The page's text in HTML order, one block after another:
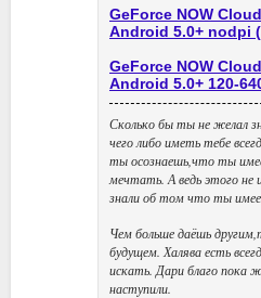
GeForce NOW
Android 5.0+ nodpi
GeForce NOW
Android 5.0+ 120-
Сколько бы ты не желал
чего либо иметь тебе
ты осознаешь,что ты
мечтать. А ведь этого не
знали об том что ты
Чем больше даёшь
будущем. Халява есть
искать. Дари благо пока
наступили.